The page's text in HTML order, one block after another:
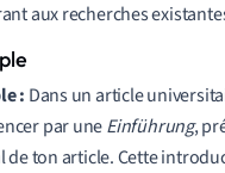
aux recherches
: Dans un article
par uneEinführung,
de ton article. Cette